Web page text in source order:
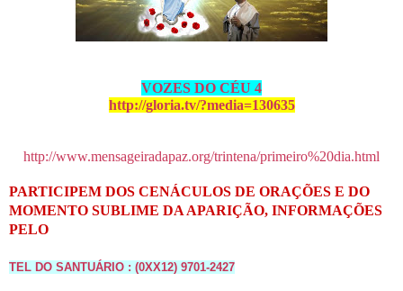
VOZES DO CÉU 4
http://gloria.tv/?media=130635
http://www.mensageiradapaz.org/trintena/primeiro%20dia.html
PARTICIPEM DOS CENÁCULOS DE ORAÇÕES E DO
MOMENTO SUBLIME DA APARIÇÃO, INFORMAÇÕES
PELO
TEL DO SANTUÁRIO : (0XX12) 9701-2427